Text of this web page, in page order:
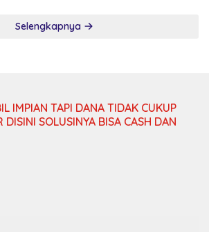
Selengkapnya
IMPIAN TAPI DANA TIDAK CUKUP
SOLUSINYA BISA CASH DAN